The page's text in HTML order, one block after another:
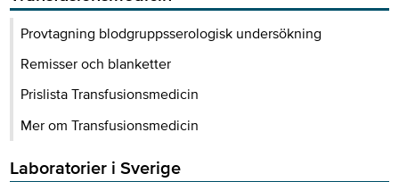
Provtagning blodgruppsserologisk undersökning
Remisser och blanketter
Prislista Transfusionsmedicin
Mer om Transfusionsmedicin
Laboratorier i Sverige